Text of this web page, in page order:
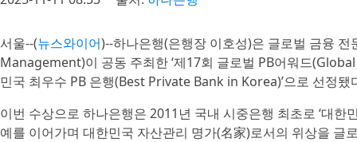
서울--(뉴스와이어)--하나은행(은행장 이호성)은 글로벌 금융
Management)이 공동 주최한 ‘제17회 글로벌 PB어워드
민국 최우수 PB 은행(Best Private Bank in Korea)’으로 선정됐
이번 수상으로 하나은행은 2011년 국내 시중은행 최초로 ‘대
예를 이어가며 대한민국 자산관리 명가(名家)로서의 위상을 글